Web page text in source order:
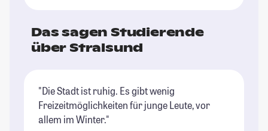
Das sagen Studierende
über Stralsund
"Die Stadt ist ruhig. Es gibt wenig
Freizeitmöglichkeiten für junge Leute, vor
allem im Winter."